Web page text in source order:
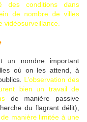
des conditions dans
de nombre de villes
vidéosurveillance.
un nombre important
où on les attend, à
L’observation des
bien un travail de
de manière passive
du flagrant délit),
manière limitée à une